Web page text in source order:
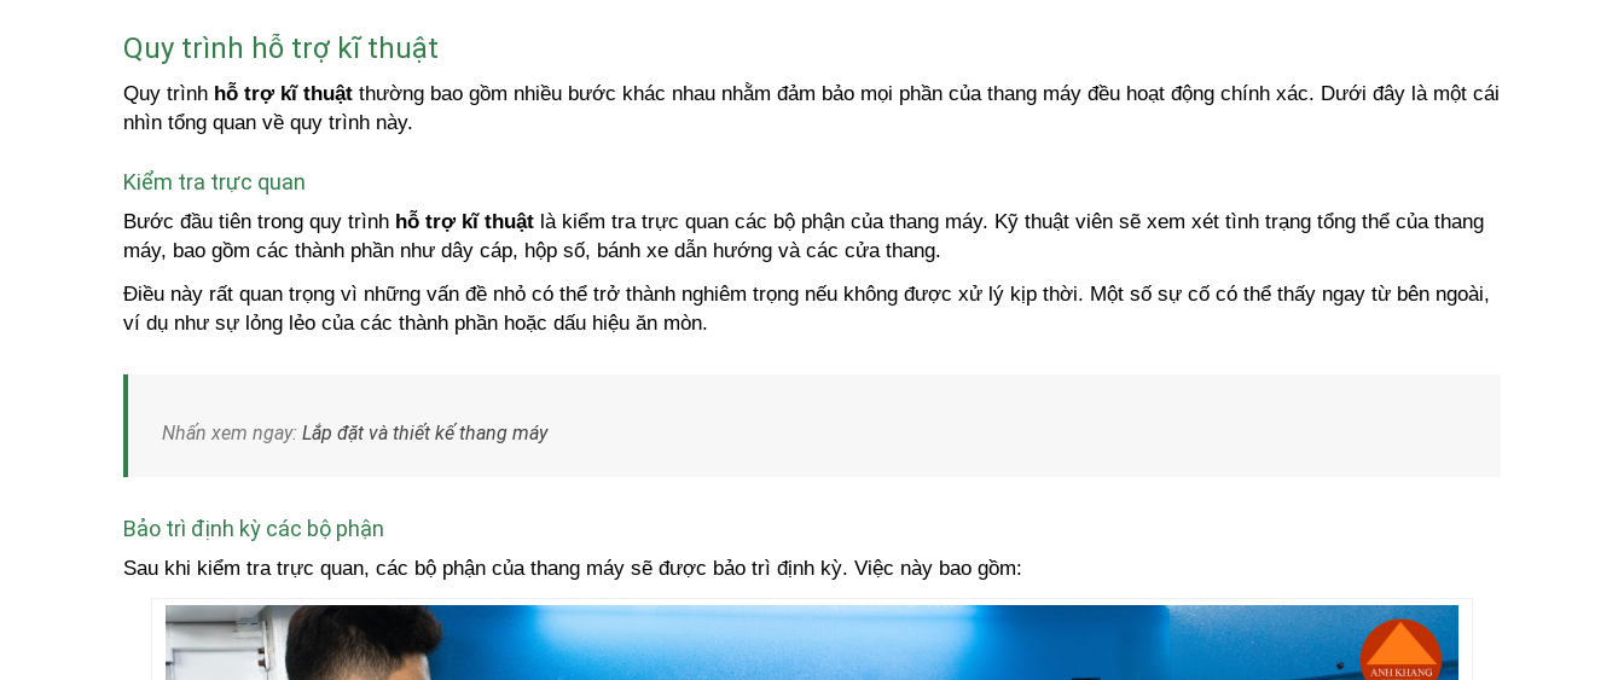
Quy trình hỗ trợ kĩ thuật
Quy trình hỗ trợ kĩ thuật thường bao gồm nhiều bước khác nhau nhằm đảm bảo mọi phần của thang máy đều hoạt động chính xác. Dưới đây là một cái
nhìn tổng quan về quy trình này.
Kiểm tra trực quan
Bước đầu tiên trong quy trình hỗ trợ kĩ thuật là kiểm tra trực quan các bộ phận của thang máy. Kỹ thuật viên sẽ xem xét tình trạng tổng thể của thang
máy, bao gồm các thành phần như dây cáp, hộp số, bánh xe dẫn hướng và các cửa thang.
Điều này rất quan trọng vì những vấn đề nhỏ có thể trở thành nghiêm trọng nếu không được xử lý kịp thời. Một số sự cố có thể thấy ngay từ bên ngoài,
ví dụ như sự lỏng lẻo của các thành phần hoặc dấu hiệu ăn mòn.
Nhấn xem ngay: Lắp đặt và thiết kế thang máy
Bảo trì định kỳ các bộ phận
Sau khi kiểm tra trực quan, các bộ phận của thang máy sẽ được bảo trì định kỳ. Việc này bao gồm: